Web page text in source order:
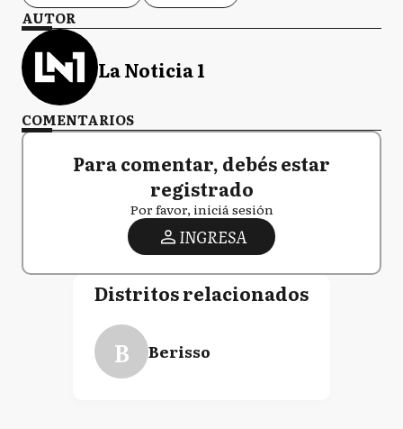
AUTOR
La Noticia 1
COMENTARIOS
Para comentar, debés estar
registrado
Por favor, iniciá sesión
INGRESA
Distritos relacionados
B Berisso